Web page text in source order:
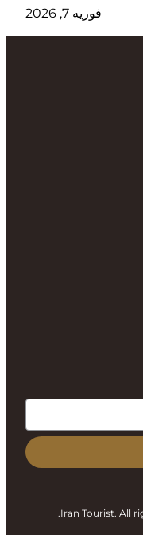
فوریه 7, 2026